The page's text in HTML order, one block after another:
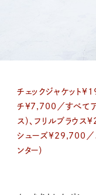
チェックジャケット
チ¥7,700／すべてア
ス）、フリルブラウス
シューズ¥29,700／
ンター）